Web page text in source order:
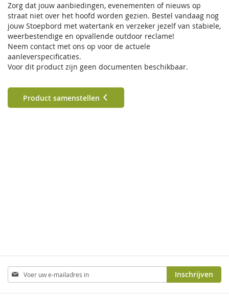
Zorg dat jouw aanbiedingen, evenementen of nieuws op
straat niet over het hoofd worden gezien. Bestel vandaag nog
jouw Stoepbord met watertank en verzeker jezelf van stabiele,
weerbestendige en opvallende outdoor reclame!
Neem contact met ons op voor de actuele
aanleverspecificaties.
Voor dit product zijn geen documenten beschikbaar.
Product samenstellen
Abonneer
u
op
Inschrijven